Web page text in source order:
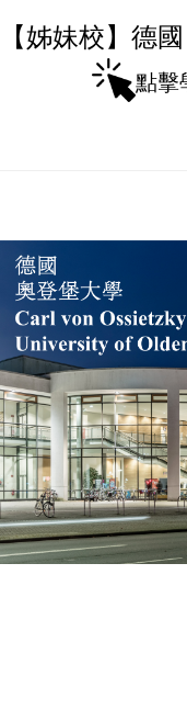
【姊妹校】德國
點擊